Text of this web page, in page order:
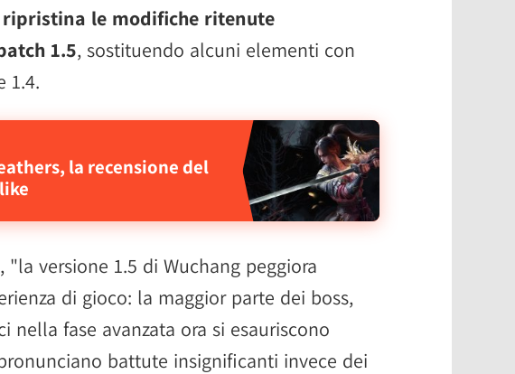
ripristina le modifiche ritenute
1.5, sostituendo alcuni elementi con
1.4.
la recensione del
"la versione 1.5 di Wuchang peggiora
di gioco: la maggior parte dei boss,
nella fase avanzata ora si esauriscono
battute insignificanti invece dei